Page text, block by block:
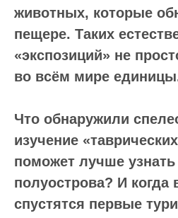
животных, которые
пещере. Таких
«экспозиций» не
во всём мире
Что обнаружили
изучение
поможет лучше
полуострова? И когда
спустятся первые